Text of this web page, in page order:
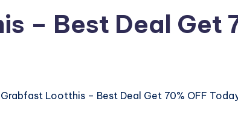
– Best Deal Get